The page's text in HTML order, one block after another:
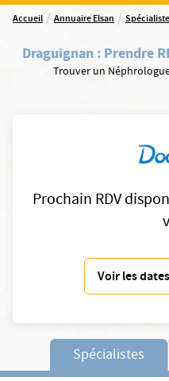
Accueil / Annuaire Elsan /
Draguignan : Prendre
Trouver un
Prochain RDV
Voir les
Spécialistes